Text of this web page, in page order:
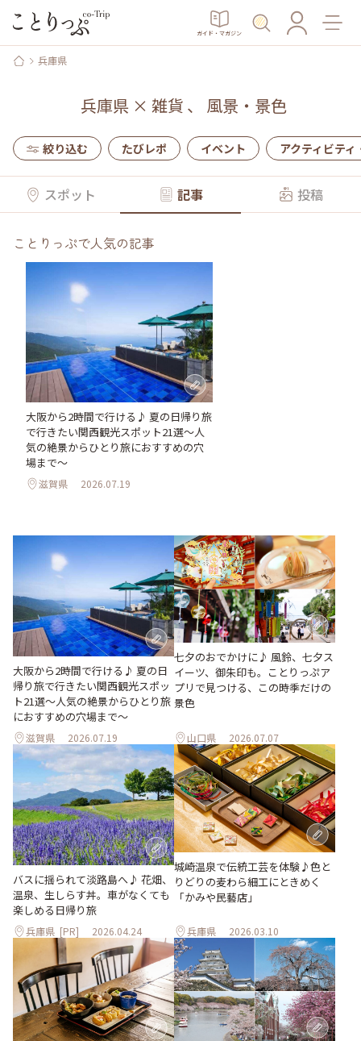
ガイド・マガジン
兵庫県
兵庫県 × 雑貨 、 風景・景色
絞り込む たびレポ イベント アクティビティ
スポット 記事 投稿
ことりっぷで人気の記事
大阪から2時間で行ける♪ 夏の日帰り旅
で行きたい関西観光スポット21選～人
気の絶景からひとり旅におすすめの穴
場まで～
滋賀県 2026.07.19
大阪から2時間で行ける♪ 夏の日
帰り旅で行きたい関西観光スポッ
ト21選～人気の絶景からひとり旅
におすすめの穴場まで～
滋賀県 2026.07.19
七夕のおでかけに♪ 風鈴、七夕ス
イーツ、御朱印も。ことりっぷア
プリで見つける、この時季だけの
景色
山口県 2026.07.07
バスに揺られて淡路島へ♪ 花畑、
温泉、生しらす丼。車がなくても
楽しめる日帰り旅
兵庫県 [PR] 2026.04.24
城崎温泉で伝統工芸を体験♪色と
りどりの麦わら細工にときめく
「かみや民藝店」
兵庫県 2026.03.10